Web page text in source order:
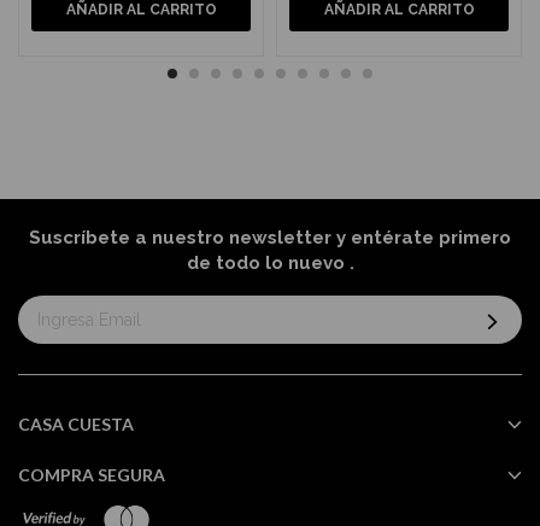
AÑADIR AL CARRITO AÑADIR AL CARRITO
Suscríbete a nuestro newsletter y entérate primero
de todo lo nuevo .
Suscríbase
al
informativo:
CASA CUESTA
COMPRA SEGURA